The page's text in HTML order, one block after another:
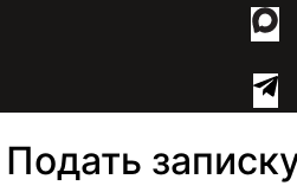
Подать